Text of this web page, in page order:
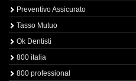
Preventivo Assicurato
Tasso Mutuo
Ok Dentisti
800 italia
800 professional